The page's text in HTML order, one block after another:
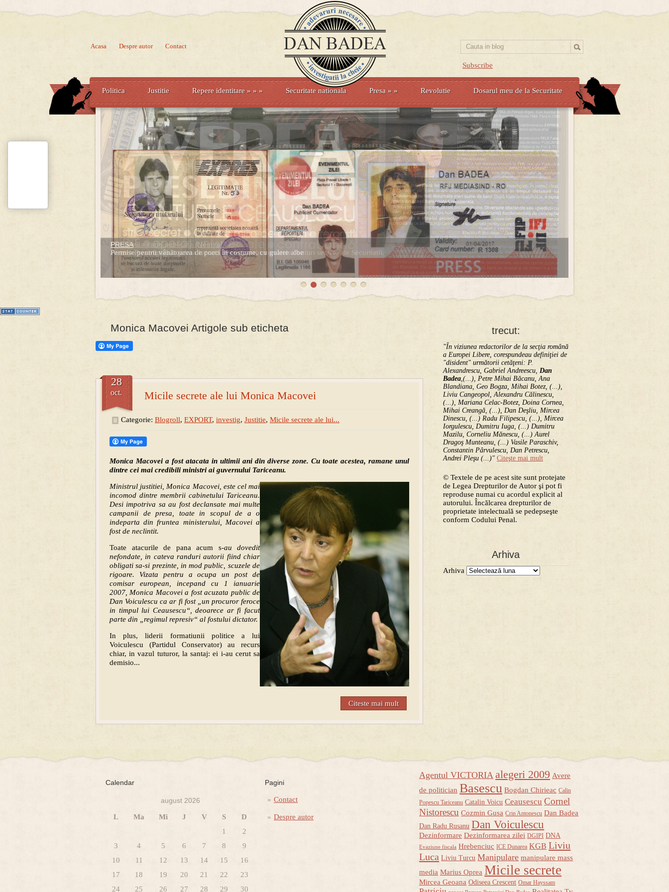
Subscribe
Acasa Despre autor Contact
Politica Justitie Repere identitare » » » Securitate nationala Presa » » Revolutie Dosarul meu de la Securitate
PRESA
Permise pentru vânătoarea de porci în costume, cu gulere albe
Prima mea carte publicata (Nemira)
Averea Presedintelui: prima lucrare despre controversatele conturi secrete ale Securitatii.
trecut:
"În viziunea redactorilor de la secţia română
a Europei Libere, corespundeau definiţiei de
"disident" următorii ce­tă­ţeni: P.
Alexandrescu, Gabriel Andreescu, Dan
Badea,(...), Petre Mihai Băcanu, Ana
Blandiana, Geo Bogza, Mihai Botez, (...),
Liviu Cangeopol, Alexandru Călinescu,
(...), Mariana Celac-Botez, Doina Cornea,
Mihai Creangă, (...), Dan Deşliu, Mircea
Dinescu, (...) Radu Filipescu, (...), Mircea
Iorgulescu, Dumitru Iuga, (...) Dumitru
Mazilu, Corneliu Mănescu, (...) Aurel
Dragoş Munteanu, (...) Vasile Paraschiv,
Constantin Pârvulescu, Dan Petrescu,
Andrei Pleşu (...)" Citeşte mai mult
© Textele de pe acest site sunt protejate
de Legea Drepturilor de Autor şi pot fi
reproduse numai cu acordul explicit al
autorului. Încălcarea drepturilor de
proprietate intelectuală se pedepseşte
conform Codului Penal.
Arhiva
Arhiva
Monica Macovei Artigole sub eticheta
Micile secrete ale lui Monica Macovei
28
oct.
Categorie: Blogroll, EXPORT, investig, Justitie, Micile secrete ale lui...
Monica Macovei a fost atacata in ultimii ani din diverse zone. Cu toate acestea, ramane unul
dintre cei mai credibili ministri ai guvernului Tariceanu.
Ministrul justitiei, Monica Macovei, este cel mai
incomod dintre membrii cabinetului Tariceanu.
Desi impotriva sa au fost declansate mai multe
campanii de presa, toate in scopul de a o
indeparta din fruntea ministerului, Macovei a
fost de neclintit.
Toate atacurile de pana acum s-au dovedit
nefondate, in cateva randuri autorii fiind chiar
obligati sa-si prezinte, in mod public, scuzele de
rigoare. Vizata pentru a ocupa un post de
comisar european, incepand cu 1 ianuarie
2007, Monica Macovei a fost acuzata public de
Dan Voiculescu ca ar fi fost „un procuror feroce
in timpul lui Ceausescu“, deoarece ar fi facut
parte din „regimul represiv“ al fostului dictator.
In plus, liderii formatiunii politice a lui
Voiculescu (Partidul Conservator) au recurs
chiar, in vazul tuturor, la santaj: ei i-au cerut sa
demisio...
Citeste mai mult
Calendar
august 2026
L Ma Mi J V S
D
1
2
3
4 5 6 7 8
9
10
11 12 13 14 15
16
17
18 19 20 21 22
23
24
25 26 27 28 29 30
Pagini
Contact
Despre autor
Agentul VICTORIA alegeri 2009 Avere
de politician Basescu Bogdan Chirieac Calin
Popescu Tariceanu Catalin Voicu Ceausescu Cornel
Nistorescu Cozmin Gusa Crin Antonescu Dan Badea
Dan Radu Rusanu Dan Voiculescu
Dezinformare Dezinformarea zilei DGIPI DNA
Evaziune fiscala Hrebenciuc ICE Dunarea KGB Liviu
Luca Liviu Turcu Manipulare manipulare mass
media Marius Oprea Micile secrete
Mircea Geoana Odiseea Crescent Omar Hayssam